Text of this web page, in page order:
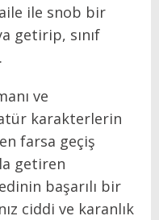
ile snob bir
getirip, sınıf
ve
karakterlerin
farsa geçiş
getiren
başarılı bir
ciddi ve karanlık